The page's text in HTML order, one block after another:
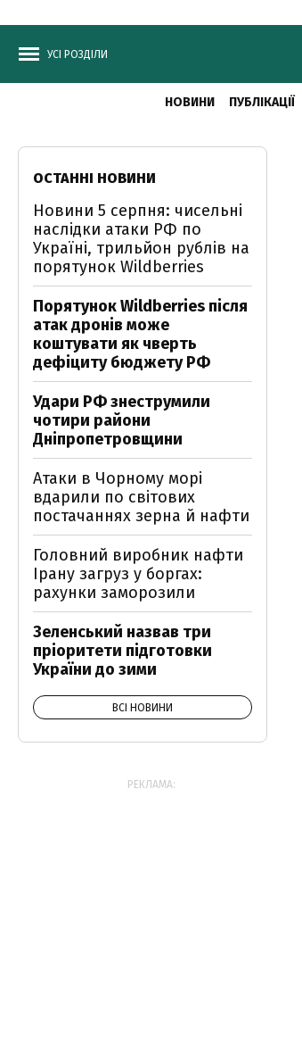
УСІ РОЗДІЛИ
НОВИНИ ПУБЛІКАЦІЇ
ОСТАННІ НОВИНИ
Новини 5 серпня: чисельні
наслідки атаки РФ по
Україні, трильйон рублів на
порятунок Wildberries
Порятунок Wildberries після
атак дронів може
коштувати як чверть
дефіциту бюджету РФ
Удари РФ знеструмили
чотири райони
Дніпропетровщини
Атаки в Чорному морі
вдарили по світових
постачаннях зерна й нафти
Головний виробник нафти
Ірану загруз у боргах:
рахунки заморозили
Зеленський назвав три
пріоритети підготовки
України до зими
ВСІ НОВИНИ
РЕКЛАМА: